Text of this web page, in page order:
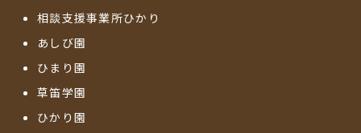
相談支援事業所ひかり
あしび園
ひまり園
草笛学園
ひかり園